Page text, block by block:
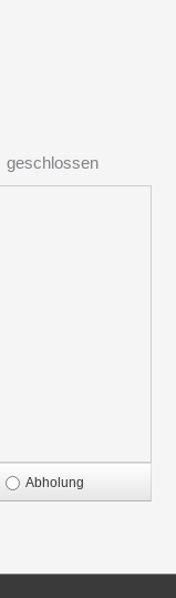
geschlossen
Abholung